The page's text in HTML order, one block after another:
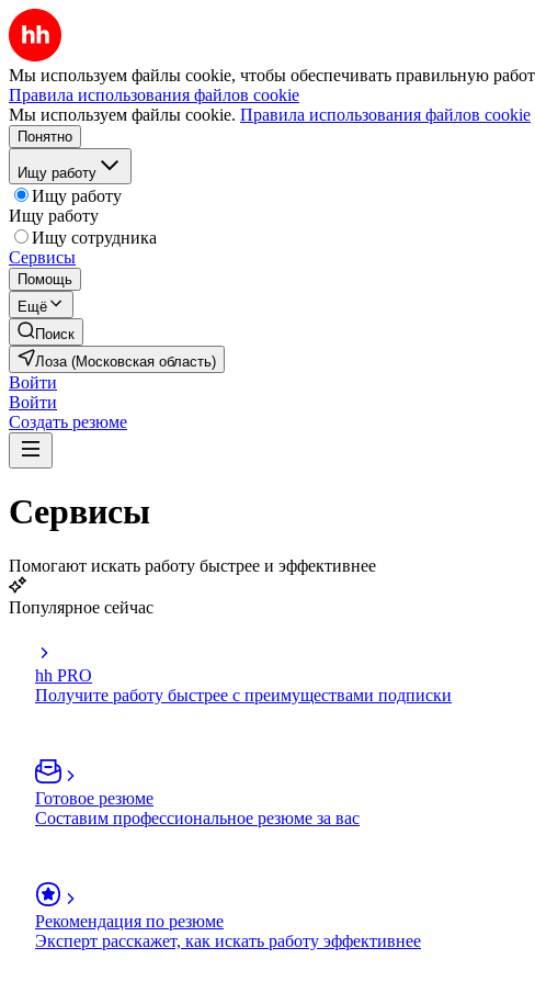
Мы используем файлы cookie, чтобы обеспечивать правильную
Правила использования файлов cookie
Мы используем файлы cookie. Правила использования файлов cookie
Понятно
Ищу работу
Ищу работу
Ищу работу
Ищу сотрудника
Сервисы
Помощь
Ещё
Поиск
Лоза (Московская область)
Войти
Войти
Создать резюме
Сервисы
Помогают искать работу быстрее и эффективнее
Популярное сейчас
hh PRO
Получите работу быстрее с преимуществами подписки
Готовое резюме
Составим профессиональное резюме за вас
Рекомендация по резюме
Эксперт расскажет, как искать работу эффективнее